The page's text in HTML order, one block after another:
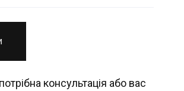
консультація або вас